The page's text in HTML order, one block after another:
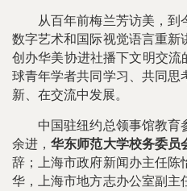
从百年前梅兰芳访美，到今
数字艺术和国际视觉语言重新
创办华美协进社播下文明交流
球青年学者共同学习、共同思
新、在交流中发展。
中国驻纽约总领事馆教育
余进，华东师范大学校务委员
辞；上海市政府新闻办主任陈
华，上海市地方志办公室副主